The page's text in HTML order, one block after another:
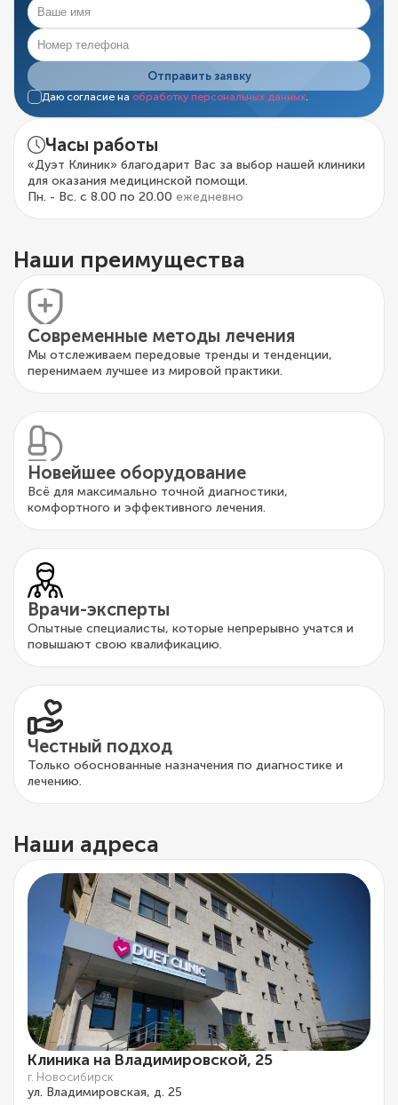
Отправить заявку
Даю согласие на обработку персональных данных.
Часы работы
«Дуэт Клиник» благодарит Вас за выбор нашей клиники
для оказания медицинской помощи.
Пн. - Вс. с 8.00 по 20.00 ежедневно
Наши преимущества
Современные методы лечения
Мы отслеживаем передовые тренды и тенденции,
перенимаем лучшее из мировой практики.
Новейшее оборудование
Всё для максимально точной диагностики,
комфортного и эффективного лечения.
Врачи-эксперты
Опытные специалисты, которые непрерывно учатся и
повышают свою квалификацию.
Честный подход
Только обоснованные назначения по диагностике и
лечению.
Наши адреса
Клиника на Владимировской, 25
г. Новосибирск
ул. Владимировская, д. 25